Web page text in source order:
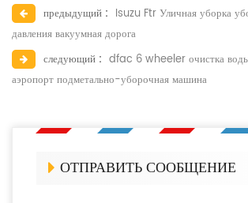
предыдущий : Isuzu Ftr Уличная уборка
давления вакуумная дорога
следующий : dfac 6 wheeler очистка
аэропорт подметально-уборочная машина
ОТПРАВИТЬ СООБЩЕНИЕ